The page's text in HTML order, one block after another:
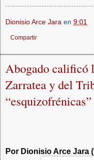
Dionisio Arce Jara en 9:01
Compartir
Abogado calificó
Zarratea y del
“esquizofrénicas”
Por Dionisio Arce Jara